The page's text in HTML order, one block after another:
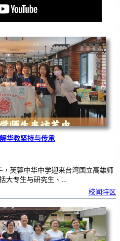
华教坚持与传承
芙蓉中华中学迎来台湾国立高雄师
大专生与研究生、…
校闻特区